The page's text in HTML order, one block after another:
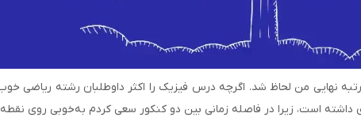
رتبه نهایی من لحاظ شد. اگرچه درس فیزیک را اکثر داوطلبان رشته
است، زیرا در فاصله زمانی بین دو کنکور سعی کردم به‌خوبی روی